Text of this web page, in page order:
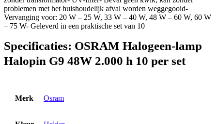
problemen met het huishoudelijk afval worden weggegooid-
Vervanging voor: 20 W – 25 W, 33 W – 40 W, 48 W – 60 W, 60 W
– 75 W- Geleverd in een praktische set van 10
Specificaties: OSRAM Halogeen-lamp
Halopin G9 48W 2.000 h 10 per set
Merk Osram